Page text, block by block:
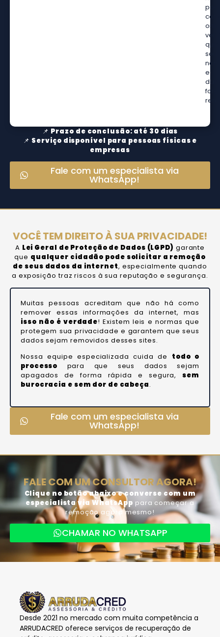
que
seu
e
📌 Prazo de conclusão: até 30 dias
📌 Serviço disponível para pessoas físicas e
empresas
Fale com um especialista via
WhatsApp!
VOCÊ TEM DIREITO À SUA PRIVACIDADE!
A Lei Geral de Proteção de Dados (LGPD) garante
que qualquer cidadão pode solicitar a remoção
de seus dados da internet, especialmente quando
a exposição traz riscos à sua reputação e segurança.
Muitas pessoas acreditam que não há como
remover essas informações da internet, mas
isso não é verdade! Existem leis e normas que
protegem sua privacidade e garantem que seus
dados sejam removidos desses sites.
Nossa equipe especializada cuida de todo o
processo para que seus dados sejam
apagados de forma rápida e segura,sem
burocracia e sem dor de cabeça.
Fale com um especialista via
WhatsApp!
FALE COM UM CONSULTOR AGORA!
Clique no botão abaixo e converse com um
especialista via WhatsApp para começar a
remoção agora mesmo!
CHAMAR NO WHATSAPP
Desde 2021 no mercado com muita competência a
ARRUDACRED oferece serviços de recuperação de